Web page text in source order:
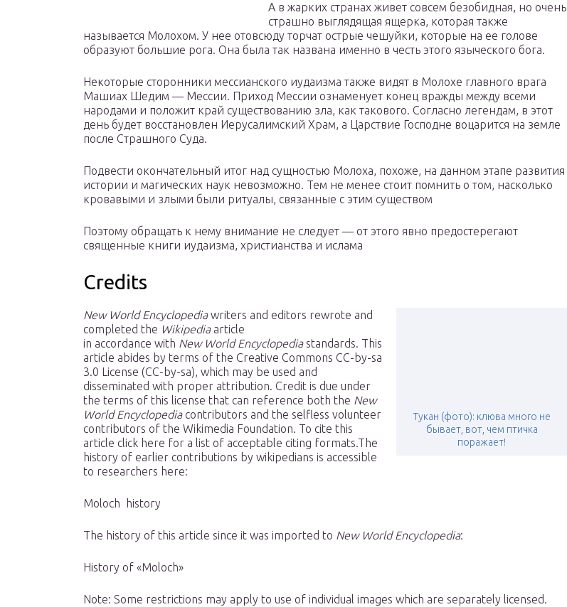
А в жарких странах живет совсем безобидная, но очень
страшно выглядящая ящерка, которая также
называется Молохом. У нее отовсюду торчат острые чешуйки, которые на ее голове
образуют большие рога. Она была так названа именно в честь этого языческого бога.
Некоторые сторонники мессианского иудаизма также видят в Молохе главного врага
Машиах Шедим — Мессии. Приход Мессии ознаменует конец вражды между всеми
народами и положит край существованию зла, как такового. Согласно легендам, в этот
день будет восстановлен Иерусалимский Храм, а Царствие Господне воцарится на земле
после Страшного Суда.
Подвести окончательный итог над сущностью Молоха, похоже, на данном этапе развития
истории и магических наук невозможно. Тем не менее стоит помнить о том, насколько
кровавыми и злыми были ритуалы, связанные с этим существом
Поэтому обращать к нему внимание не следует — от этого явно предостерегают
священные книги иудаизма, христианства и ислама
Credits
Тукан (фото): клюва много не
бывает, вот, чем птичка
поражает!
New World Encyclopediawriters and editors rewrote and
completed the Wikipediaarticle
in accordance with New World Encyclopediastandards. This
article abides by terms of the Creative Commons CC-by-sa
3.0 License (CC-by-sa), which may be used and
disseminated with proper attribution. Credit is due under
the terms of this license that can reference both the New
World Encyclopediacontributors and the selfless volunteer
contributors of the Wikimedia Foundation. To cite this
article click here for a list of acceptable citing formats.The
history of earlier contributions by wikipedians is accessible
to researchers here:
Moloch history
The history of this article since it was imported to New World Encyclopedia:
History of «Moloch»
Note: Some restrictions may apply to use of individual images which are separately licensed.